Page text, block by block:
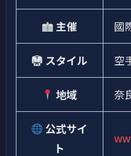
主催 國
スタイル 空
地域 奈
公式サイ
ト